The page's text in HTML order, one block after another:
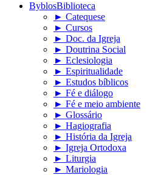
ByblosBiblioteca
► Catequese
► Cursos
► Doc. da Igreja
► Doutrina Social
► Eclesiologia
► Espiritualidade
► Estudos bíblicos
► Fé e diálogo
► Fé e meio ambiente
► Glossário
► Hagiografia
► História da Igreja
► Igreja Ortodoxa
► Liturgia
► Mariologia